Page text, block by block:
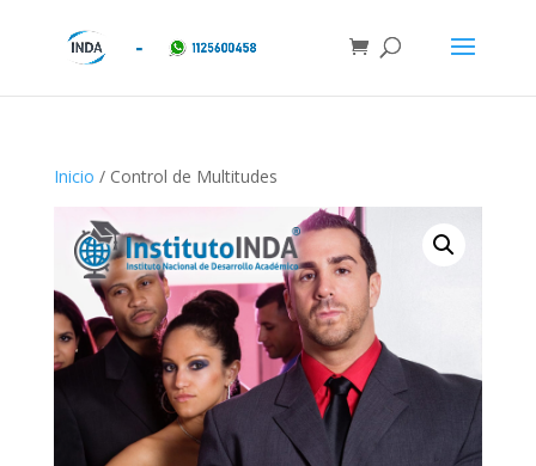
Inicio / Control de Multitudes